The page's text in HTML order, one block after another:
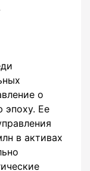
о
эпоху. Ее
в активах